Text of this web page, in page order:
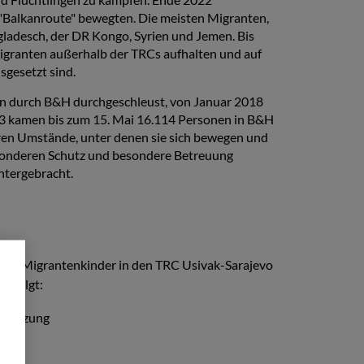
bewegten. Die meisten Migranten,
der DR Kongo, Syrien und Jemen. Bis
außerhalb der TRCs aufhalten und auf
sind.
B&H durchgeschleust, von Januar 2018
bis zum 15. Mai 16.114 Personen in B&H
Umstände, unter denen sie sich bewegen und
Schutz und besondere Betreuung
Migrantenkinder in den TRC Usivak-Sarajevo
folgt: